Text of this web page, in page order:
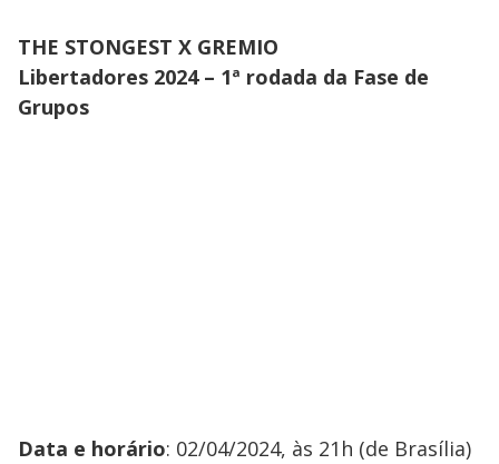
THE STONGEST X GREMIO
Libertadores 2024 – 1ª rodada da Fase de
Grupos
Data e horário: 02/04/2024, às 21h (de Brasília)